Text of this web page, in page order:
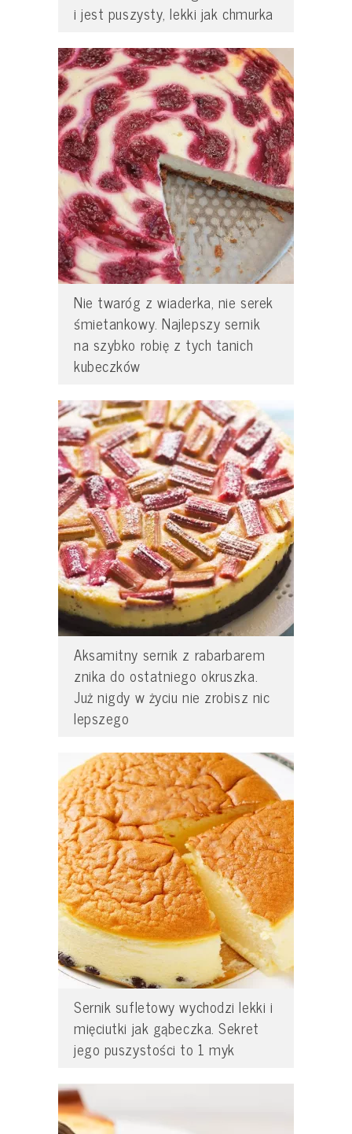
i jest puszysty, lekki jak chmurka
Nie twaróg z wiaderka, nie serek
śmietankowy. Najlepszy sernik
na szybko robię z tych tanich
kubeczków
Aksamitny sernik z rabarbarem
znika do ostatniego okruszka.
Już nigdy w życiu nie zrobisz nic
lepszego
Sernik sufletowy wychodzi lekki i
mięciutki jak gąbeczka. Sekret
jego puszystości to 1 myk